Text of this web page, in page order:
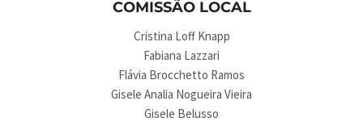
COMISSÃO LOCAL
Cristina Loff Knapp
Fabiana Lazzari
Flávia Brocchetto Ramos
Gisele Analia Nogueira Vieira
Gisele Belusso